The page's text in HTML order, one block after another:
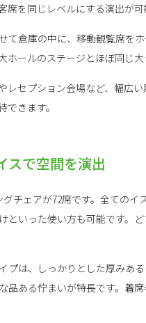
を同じレベルにする演出が可
て倉庫の中に、移動観覧席を
ホールのステージとほぼ同じ
レセプション会場など、幅広
きます。
スで空間を演出
チェアが72席です。全ての
といった使い方も可能です。
は、しっかりとした厚みある
品ある佇まいが特長です。着